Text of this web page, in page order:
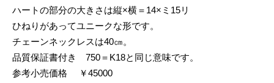
ハートの部分の大きさは縦×横＝14×ミ15リ
ひねりがあってユニークな形です。
チェーンネックレスは40㎝。
品質保証書付き 750＝K18と同じ意味です。
参考小売価格 ￥45000